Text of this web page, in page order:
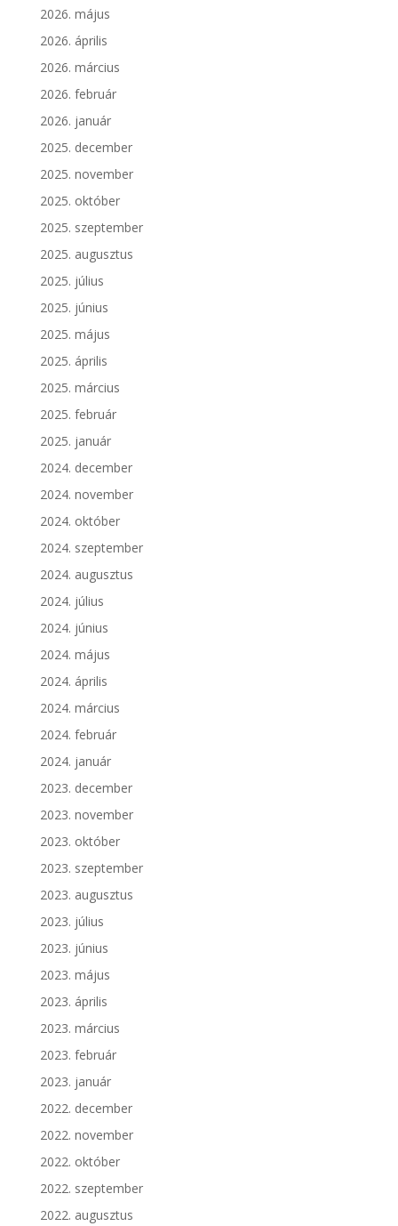
2026. május
2026. április
2026. március
2026. február
2026. január
2025. december
2025. november
2025. október
2025. szeptember
2025. augusztus
2025. július
2025. június
2025. május
2025. április
2025. március
2025. február
2025. január
2024. december
2024. november
2024. október
2024. szeptember
2024. augusztus
2024. július
2024. június
2024. május
2024. április
2024. március
2024. február
2024. január
2023. december
2023. november
2023. október
2023. szeptember
2023. augusztus
2023. július
2023. június
2023. május
2023. április
2023. március
2023. február
2023. január
2022. december
2022. november
2022. október
2022. szeptember
2022. augusztus